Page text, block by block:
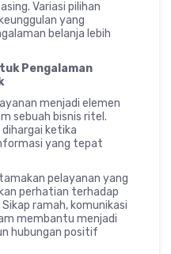
Variasi pilihan
yang
belanja lebih
Pengalaman
menjadi elemen
sebuah bisnis ritel.
dihargai ketika
yang tepat
pelayanan yang
perhatian terhadap
ramah, komunikasi
membantu menjadi
hubungan positif